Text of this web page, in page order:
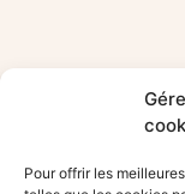
Pour offrir les